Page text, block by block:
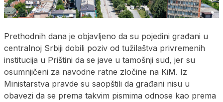
Prethodnih dana je objavljeno da su pojedini građani u
centralnoj Srbiji dobili poziv od tužilaštva privremenih
institucija u Prištini da se jave u tamošnji sud, jer su
osumnjičeni za navodne ratne zločine na KiM. Iz
Ministarstva pravde su saopštili da građani nisu u
obavezi da se prema takvim pismima odnose kao prema